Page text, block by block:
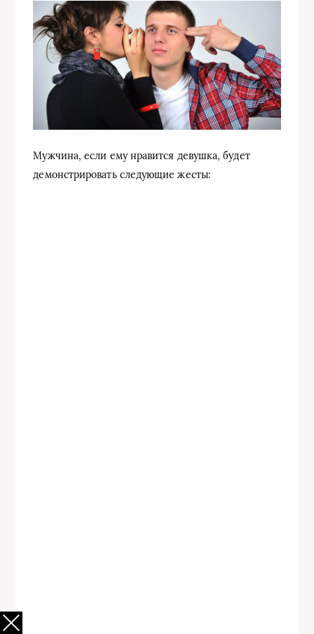
Мужчина, если ему нравится девушка, будет
демонстрировать следующие жесты: